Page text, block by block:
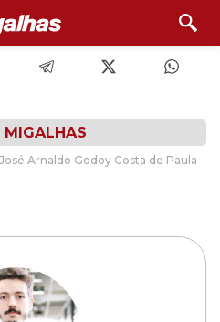
MIGALHAS
José Arnaldo Godoy Costa de Paula